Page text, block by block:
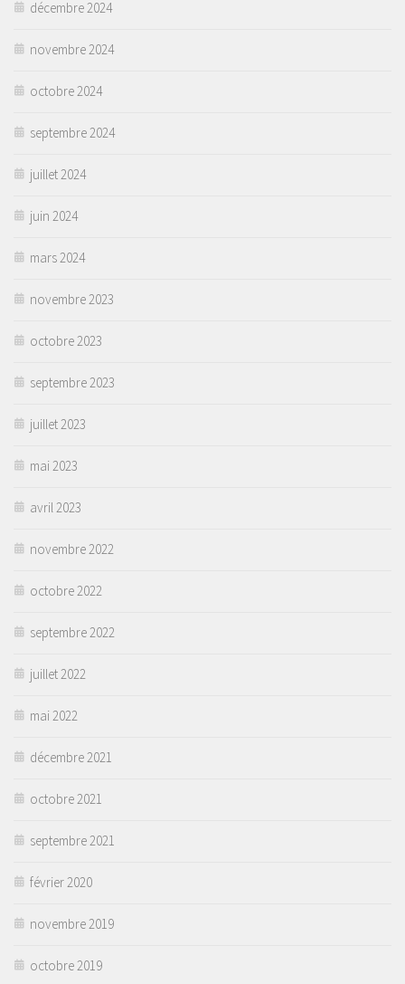
décembre 2024
novembre 2024
octobre 2024
septembre 2024
juillet 2024
juin 2024
mars 2024
novembre 2023
octobre 2023
septembre 2023
juillet 2023
mai 2023
avril 2023
novembre 2022
octobre 2022
septembre 2022
juillet 2022
mai 2022
décembre 2021
octobre 2021
septembre 2021
février 2020
novembre 2019
octobre 2019